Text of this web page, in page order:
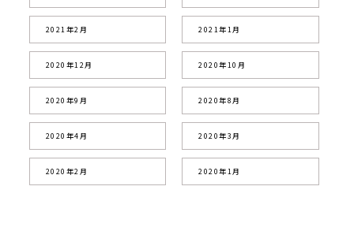
2021年2月 2021年1月
2020年12月 2020年10月
2020年9月 2020年8月
2020年4月 2020年3月
2020年2月 2020年1月